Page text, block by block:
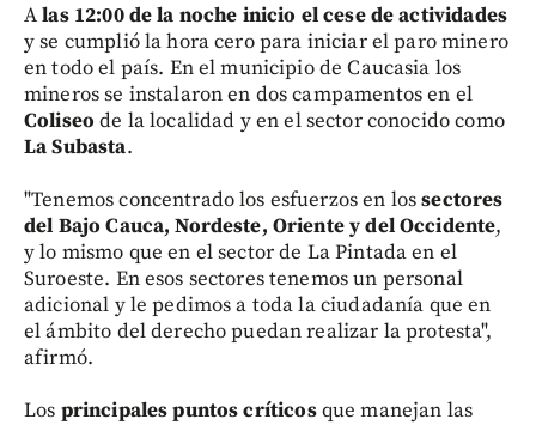
Alas 12:00 de la noche inicio el cese de actividades
y se cumplió la hora cero para iniciar el paro minero
en todo el país. En el municipio de Caucasia los
mineros se instalaron en dos campamentos en el
Coliseo de la localidad y en el sector conocido como
La Subasta.
"Tenemos concentrado los esfuerzos en lossectores
del Bajo Cauca, Nordeste, Oriente y del Occidente,
y lo mismo que en el sector de La Pintada en el
Suroeste. En esos sectores tenemos un personal
adicional y le pedimos a toda la ciudadanía que en
el ámbito del derecho puedan realizar la protesta",
afirmó.
Los principales puntos críticosque manejan las